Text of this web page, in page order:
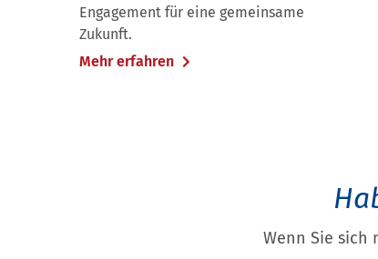
Engagement für eine gemeinsame
Zukunft.
Mehr erfahren
Wenn Sie sich